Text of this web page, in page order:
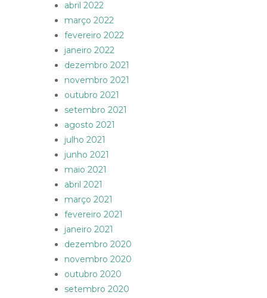
abril 2022
março 2022
fevereiro 2022
janeiro 2022
dezembro 2021
novembro 2021
outubro 2021
setembro 2021
agosto 2021
julho 2021
junho 2021
maio 2021
abril 2021
março 2021
fevereiro 2021
janeiro 2021
dezembro 2020
novembro 2020
outubro 2020
setembro 2020